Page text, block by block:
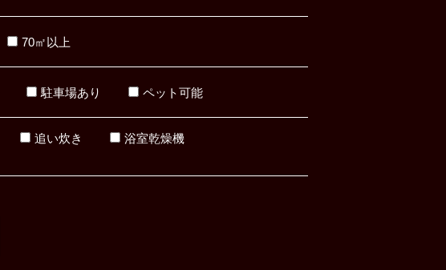
70㎡以上
駐車場あり ペット可能
追い炊き
浴室乾燥機